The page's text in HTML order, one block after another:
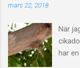
mars 22, 2018
När
har